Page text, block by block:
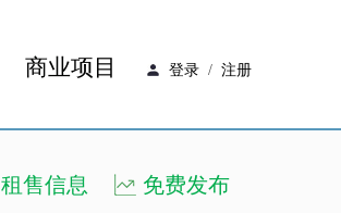
商业项目 登录 / 注册
租售信息 免费发布